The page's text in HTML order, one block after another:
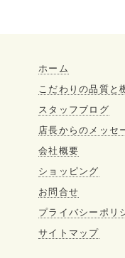
ホーム
こだわりの品質と
スタッフブログ
店長からのメッセ
会社概要
ショッピング
お問合せ
プライバシーポリ
サイトマップ